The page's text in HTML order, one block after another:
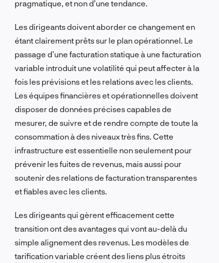
pragmatique, et non d’une tendance.
Les dirigeants doivent aborder ce changement en
étant clairement prêts sur le plan opérationnel. Le
passage d’une facturation statique à une facturation
variable introduit une volatilité qui peut affecter à la
fois les prévisions et les relations avec les clients.
Les équipes financières et opérationnelles doivent
disposer de données précises capables de
mesurer, de suivre et de rendre compte de toute la
consommation à des niveaux très fins. Cette
infrastructure est essentielle non seulement pour
prévenir les fuites de revenus, mais aussi pour
soutenir des relations de facturation transparentes
et fiables avec les clients.
Les dirigeants qui gèrent efficacement cette
transition ont des avantages qui vont au-delà du
simple alignement des revenus. Les modèles de
tarification variable créent des liens plus étroits